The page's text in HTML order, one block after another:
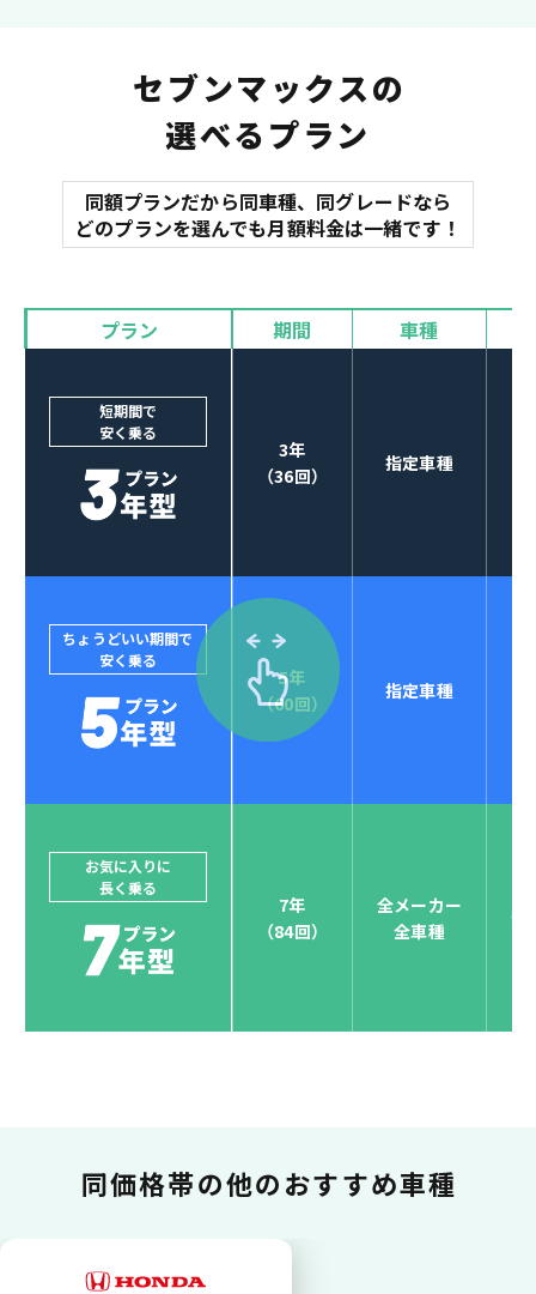
オイル交換 諸費用
マット
バイザー
3
オプションも選べる！
POINT
4
セブンマックスなら
クレジットカード払い可能
ジョイカルジャパンでは、カーリース決済を国際5大カ
他にはないサービスがクレジットカード決済、賢くポ
イント運用も！
ポイント還元
セブンマックスの
選べるプラン
同額プランだから同車種、同グレードなら
どのプランを選んでも月額料金は一緒です！
プラン 期間 車種
短期間で
安く乗る
3年
（36回）
指定車種
ちょうどいい期間で
安く乗る
5年
（60回）
指定車種
お気に入りに
長く乗る
7年
（84回）
全メーカー
全車種
全
同価格帯の他のおすすめ車種